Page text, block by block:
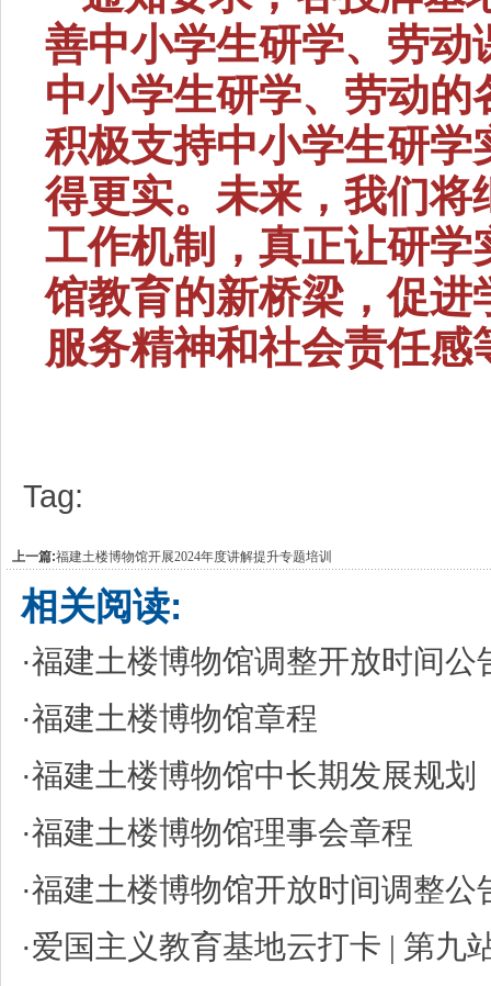
善中小学生研学、劳
中小学生研学、劳动
积极支持中小学生研
得更实。未来，我们
工作机制，真正让研
馆教育的新桥梁，促
服务精神和社会责任
Tag:
上一篇:福建土楼博物馆开展2024年度讲解提升专题培训
相关阅读:
·福建土楼博物馆调整开放时间公
·福建土楼博物馆章程
·福建土楼博物馆中长期发展规划
·福建土楼博物馆理事会章程
·福建土楼博物馆开放时间调整公
·爱国主义教育基地云打卡 | 第九